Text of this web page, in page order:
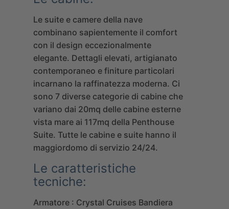
Le suite e camere della nave
combinano sapientemente il comfort
con il design eccezionalmente
elegante. Dettagli elevati, artigianato
contemporaneo e finiture particolari
incarnano la raffinatezza moderna. Ci
sono 7 diverse categorie di cabine che
variano dai 20mq delle cabine esterne
vista mare ai 117mq della Penthouse
Suite. Tutte le cabine e suite hanno il
maggiordomo di servizio 24/24.
Le caratteristiche
tecniche:
Armatore : Crystal Cruises Bandiera